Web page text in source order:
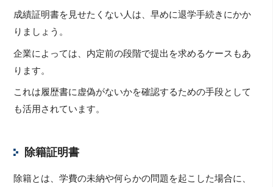
成績証明書を見せたくない人は、早めに退学手続きにかか
りましょう。
企業によっては、内定前の段階で提出を求めるケースもあ
ります。
これは履歴書に虚偽がないかを確認するための手段として
も活用されています。
除籍証明書
除籍とは、学費の未納や何らかの問題を起こした場合に、